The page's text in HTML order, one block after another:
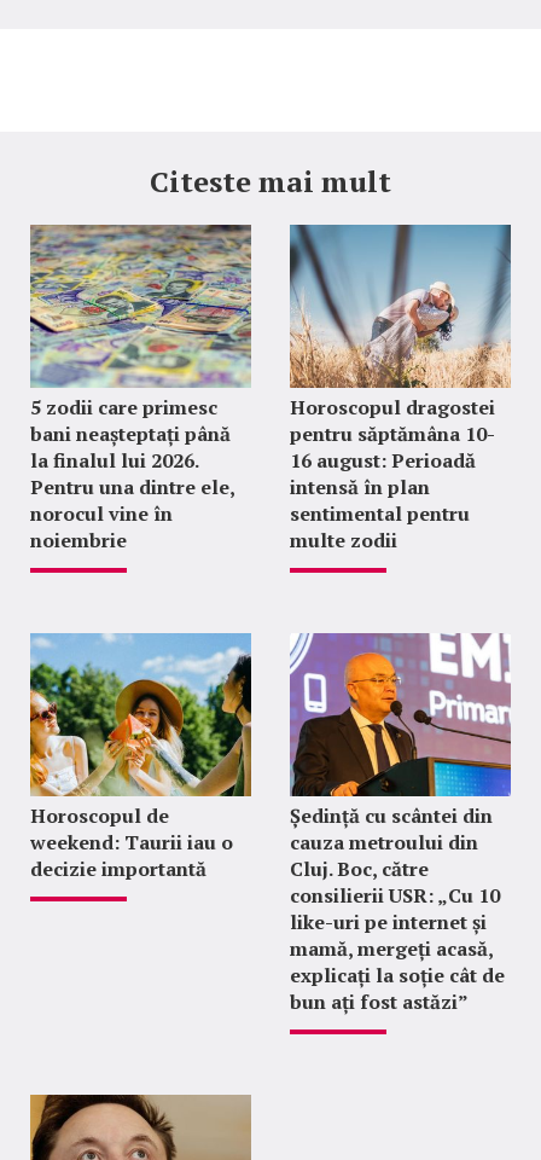
Citeste mai mult
5 zodii care primesc
bani neașteptați până
la finalul lui 2026.
Pentru una dintre ele,
norocul vine în
noiembrie
Horoscopul dragostei
pentru săptămâna 10-
16 august: Perioadă
intensă în plan
sentimental pentru
multe zodii
Horoscopul de
weekend: Taurii iau o
decizie importantă
Ședință cu scântei din
cauza metroului din
Cluj. Boc, către
consilierii USR: „Cu 10
like-uri pe internet și
mamă, mergeți acasă,
explicați la soție cât de
bun ați fost astăzi”